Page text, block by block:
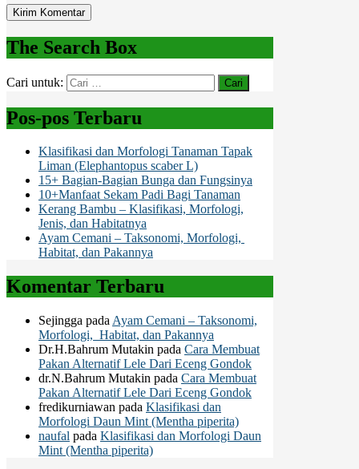
The Search Box
Cari untuk:
Pos-pos Terbaru
Klasifikasi dan Morfologi Tanaman Tapak
Liman (Elephantopus scaber L)
15+ Bagian-Bagian Bunga dan Fungsinya
10+Manfaat Sekam Padi Bagi Tanaman
Kerang Bambu – Klasifikasi, Morfologi,
Jenis, dan Habitatnya
Ayam Cemani – Taksonomi, Morfologi,
Habitat, dan Pakannya
Komentar Terbaru
Sejingga pada Ayam Cemani – Taksonomi,
Morfologi, Habitat, dan Pakannya
Dr.H.Bahrum Mutakin pada Cara Membuat
Pakan Alternatif Lele Dari Eceng Gondok
dr.N.Bahrum Mutakin pada Cara Membuat
Pakan Alternatif Lele Dari Eceng Gondok
fredikurniawan pada Klasifikasi dan
Morfologi Daun Mint (Mentha piperita)
naufal pada Klasifikasi dan Morfologi Daun
Mint (Mentha piperita)